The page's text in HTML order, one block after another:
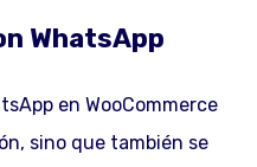
WhatsApp
en WooCommerce
sino que también se